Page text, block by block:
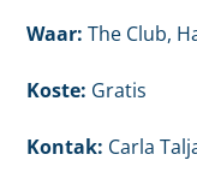
Waar: The Club,
Koste: Gratis
Kontak: Carla